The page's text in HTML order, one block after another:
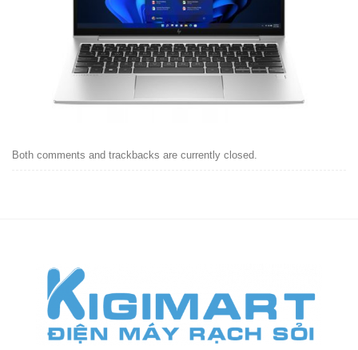
Both comments and trackbacks are currently closed.